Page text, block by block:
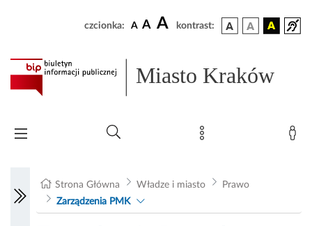
czcionka: A A A kontrast:
Miasto Kraków
Strona Główna Władze i miasto
Prawo
Zarządzenia PMK